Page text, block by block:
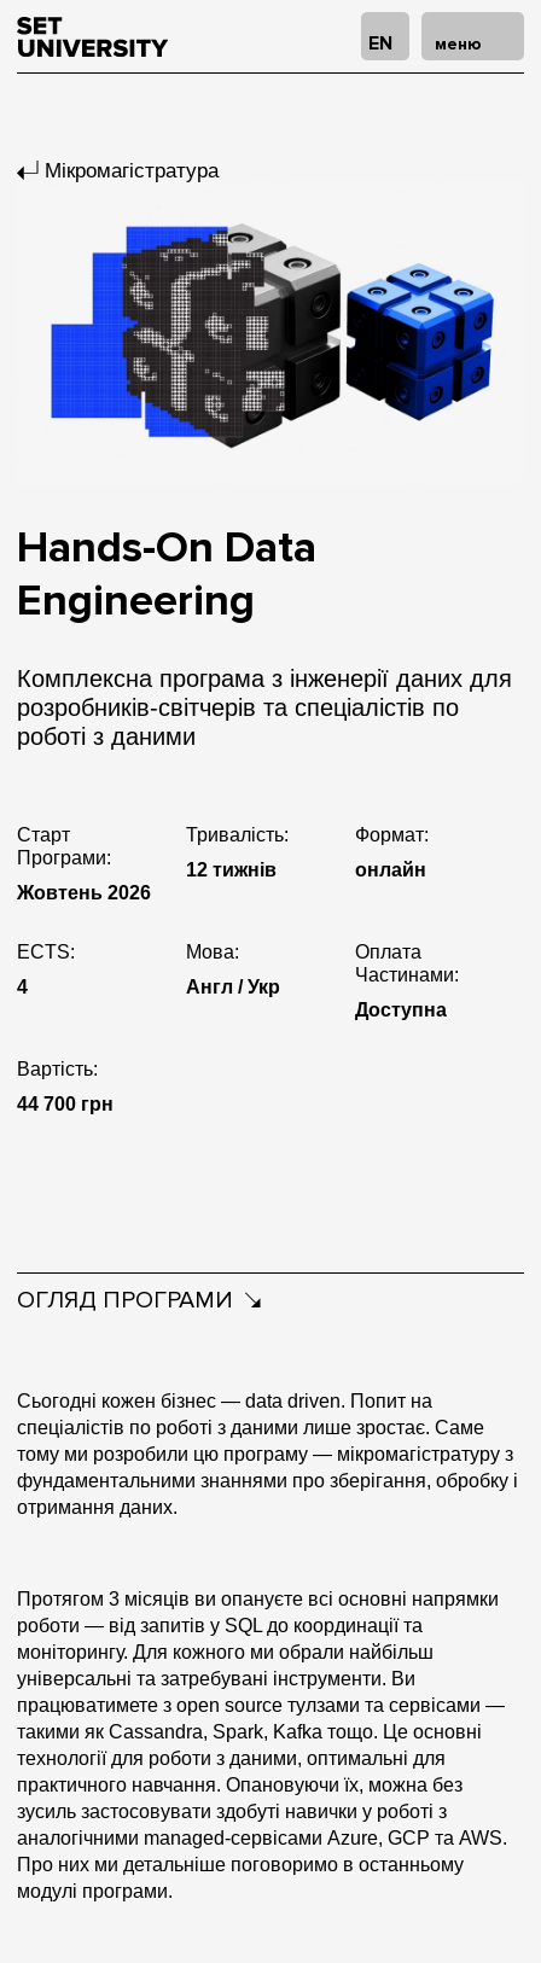
EN меню
Мікромагістратура
Hands-On Data
Engineering
Комплексна програма з інженерії даних для
розробників-світчерів та спеціалістів по
роботі з даними
Старт
Програми:
Жовтень 2026
Тривалість:
12 тижнів
Формат:
онлайн
ECTS:
4
Мова:
Англ / Укр
Оплата
Частинами:
Доступна
Вартість:
44 700 грн
ОГЛЯД ПРОГРАМИ
Сьогодні кожен бізнес — data driven. Попит на
спеціалістів по роботі з даними лише зростає. Саме
тому ми розробили цю програму — мікромагістратуру з
фундаментальними знаннями про зберігання, обробку і
отримання даних.
Протягом 3 місяців ви опануєте всі основні напрямки
роботи — від запитів у SQL до координації та
моніторингу. Для кожного ми обрали найбільш
універсальні та затребувані інструменти. Ви
працюватимете з open source тулзами та сервісами —
такими як Cassandra, Spark, Kafka тощо. Це основні
технології для роботи з даними, оптимальні для
практичного навчання. Опановуючи їх, можна без
зусиль застосовувати здобуті навички у роботі з
аналогічними managed-сервісами Azure, GCP та AWS.
Про них ми детальніше поговоримо в останньому
модулі програми.